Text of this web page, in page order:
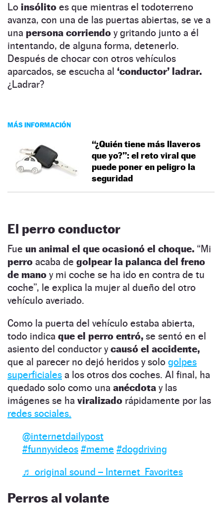
Lo insólito es que mientras el todoterreno
avanza, con una de las puertas abiertas, se ve a
una persona corriendo y gritando junto a él
intentando, de alguna forma, detenerlo.
Después de chocar con otros vehículos
aparcados, se escucha al ‘conductor’ ladrar.
¿Ladrar?
MÁS INFORMACIÓN
“¿Quién tiene más llaveros
que yo?”: el reto viral que
puede poner en peligro la
seguridad
El perro conductor
Fue un animal el que ocasionó el choque. “Mi
perro acaba de golpear la palanca del freno
de mano y mi coche se ha ido en contra de tu
coche”, le explica la mujer al dueño del otro
vehículo averiado.
Como la puerta del vehículo estaba abierta,
todo indica que el perro entró, se sentó en el
asiento del conductor ycausó el accidente,
que al parecer no dejó heridos y solo golpes
superficiales a los otros dos coches. Al final, ha
quedado solo como una anécdota y las
imágenes se ha viralizado rápidamente por las
redes sociales.
@internetdailypost
#funnyvideos #meme #dogdriving
♬ original sound – Internet Favorites
Perros al volante